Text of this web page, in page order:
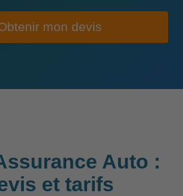
mon devis
Auto :
et tarifs